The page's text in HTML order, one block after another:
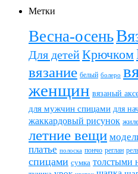
Метки
Весна-осень
Для детейКрючком
вязание белый болеро
женщин вязаный
для мужчин спицами для
жаккардовый рисунок
летние вещи
платье полоска пончо реглан
спицами сумка толстыми